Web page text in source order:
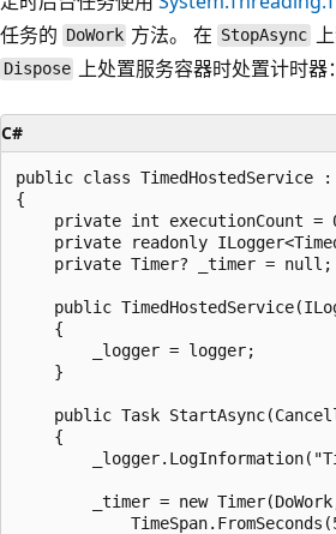
任务的 DoWork 方法。 在 StopAsync
Dispose 上处置服务容器时处置计时器：
C#
public class TimedHostedService
{
private int executionCount =
private readonly
    private Timer? _timer = null;
public
    {
        _logger = logger;
    }
public Task
    {
_timer = new